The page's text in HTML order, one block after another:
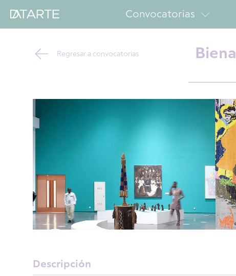
Convocatorias
Regresar a convocatorias
Descripción